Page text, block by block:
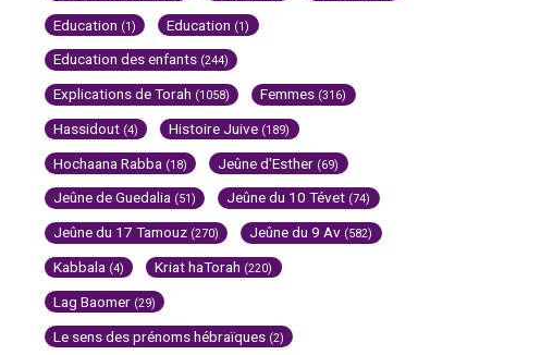
Education (1) Education (1)
Education des enfants (244)
Explications de Torah (1058) Femmes (316)
Hassidout (4) Histoire Juive (189)
Hochaana Rabba (18) Jeûne d'Esther (69)
Jeûne de Guedalia (51) Jeûne du 10 Tévet (74)
Jeûne du 17 Tamouz (270) Jeûne du 9 Av (582)
Kabbala (4) Kriat haTorah (220)
Lag Baomer (29)
Le sens des prénoms hébraïques (2)